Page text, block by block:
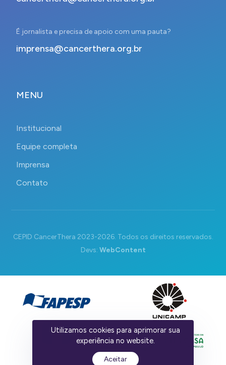
É jornalista e precisa de apoio com uma pauta?
imprensa@cancerthera.org.br
MENU
Institucional
Equipe completa
Imprensa
Contato
CEPID CancerThera 2023-2026. Todos os direitos reservados.
Devs: WebContent
Utilizamos cookies para aprimorar sua
experiência no website.
Aceitar